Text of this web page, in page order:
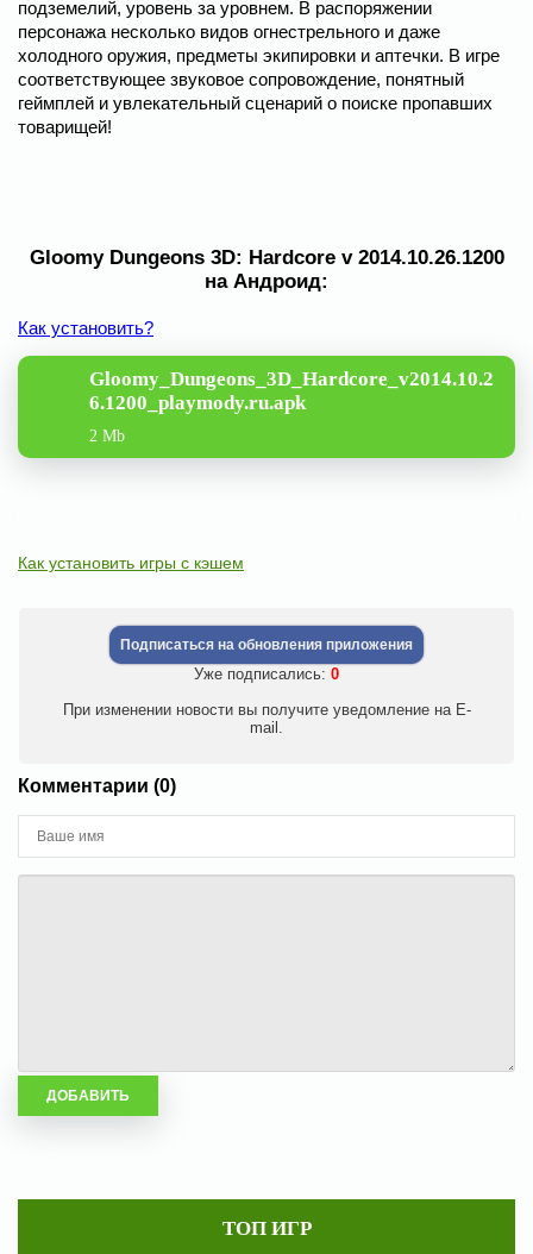
подземелий, уровень за уровнем. В распоряжении
персонажа несколько видов огнестрельного и даже
холодного оружия, предметы экипировки и аптечки. В игре
соответствующее звуковое сопровождение, понятный
геймплей и увлекательный сценарий о поиске пропавших
товарищей!
Gloomy Dungeons 3D: Hardcore v 2014.10.26.1200
на Андроид:
Как установить?
Gloomy_Dungeons_3D_Hardcore_v2014.10.2
6.1200_playmody.ru.apk
2 Mb
Как установить игры с кэшем
Подписаться на обновления приложения
Уже подписались: 0
При изменении новости вы получите уведомление на E-
mail.
Комментарии (0)
ТОП ИГР